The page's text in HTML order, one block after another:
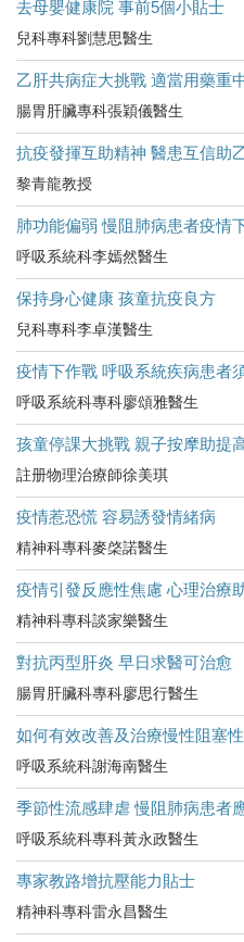
去母嬰健康院 事前5個小貼士
兒科專科劉慧思醫生
乙肝共病症大挑戰 適當用藥重
腸胃肝臟專科張穎儀醫生
抗疫發揮互助精神 醫患互信助
黎青龍教授
肺功能偏弱 慢阻肺病患者疫情
呼吸系統科李嫣然醫生
保持身心健康 孩童抗疫良方
兒科專科李卓漢醫生
疫情下作戰 呼吸系統疾病患者
呼吸系統科專科廖頌雅醫生
孩童停課大挑戰 親子按摩助提
註册物理治療師徐美琪
疫情惹恐慌 容易誘發情緒病
精神科專科麥棨諾醫生
疫情引發反應性焦慮 心理治療
精神科專科談家樂醫生
對抗丙型肝炎 早日求醫可治愈
腸胃肝臟科專科廖思行醫生
如何有效改善及治療慢性阻塞
呼吸系統科謝海南醫生
季節性流感肆虐 慢阻肺病患者
呼吸系統科專科黃永政醫生
專家教路增抗壓能力貼士
精神科專科雷永昌醫生